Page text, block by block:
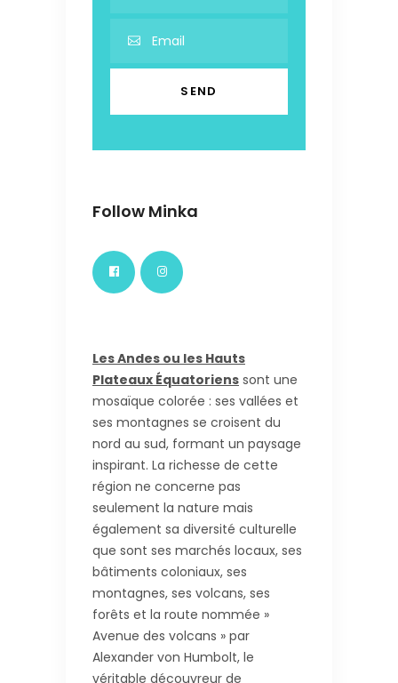
Follow Minka
Les Andes ou les Hauts
Plateaux Équatoriens sont une
mosaïque colorée : ses vallées et
ses montagnes se croisent du
nord au sud, formant un paysage
inspirant. La richesse de cette
région ne concerne pas
seulement la nature mais
également sa diversité culturelle
que sont ses marchés locaux, ses
bâtiments coloniaux, ses
montagnes, ses volcans, ses
forêts et la route nommée »
Avenue des volcans » par
Alexander von Humbolt, le
véritable découvreur de